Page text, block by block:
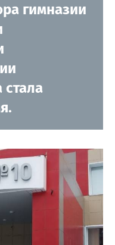
гимназии